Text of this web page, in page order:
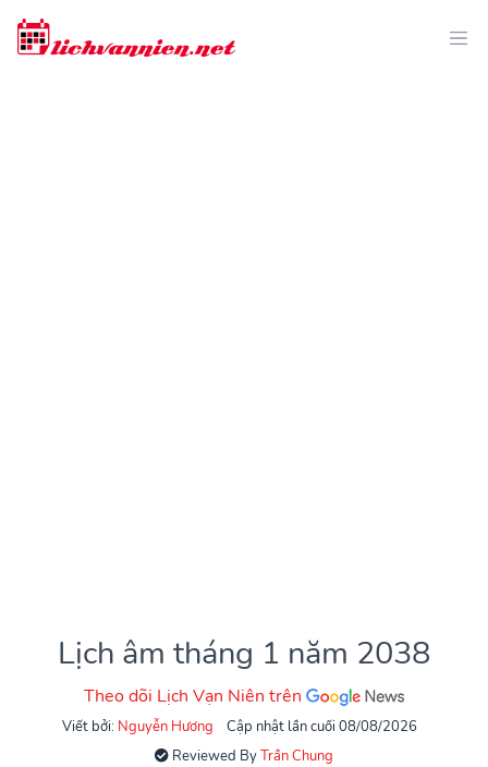
Lịch âm tháng 1 năm 2038
Theo dõi Lịch Vạn Niên trên
Viết bởi: Nguyễn Hương
Cập nhật lần cuối 08/08/2026
Reviewed ByTrần Chung